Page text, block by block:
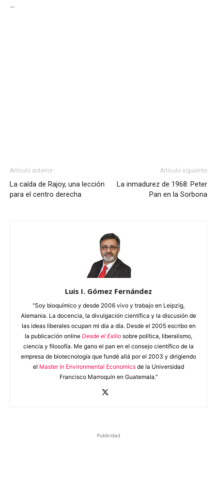
–
Artículo anterior
La caída de Rajoy, una lección
para el centro derecha
Artículo siguiente
La inmadurez de 1968: Peter
Pan en la Sorbona
Luis I. Gómez Fernández
"Soy bioquímico y desde 2006 vivo y trabajo en Leipzig,
Alemania. La docencia, la divulgación científica y la discusión de
las ideas liberales ocupan mi día a día. Desde el 2005 escribo en
la publicación online Desde el Exilio sobre política, liberalismo,
ciencia y filosofía. Me gano el pan en el consejo científico de la
empresa de biotecnología que fundé allá por el 2003 y dirigiendo
el Master in Environmental Economics de la Universidad
Francisco Marroquín en Guatemala."
Publicidad